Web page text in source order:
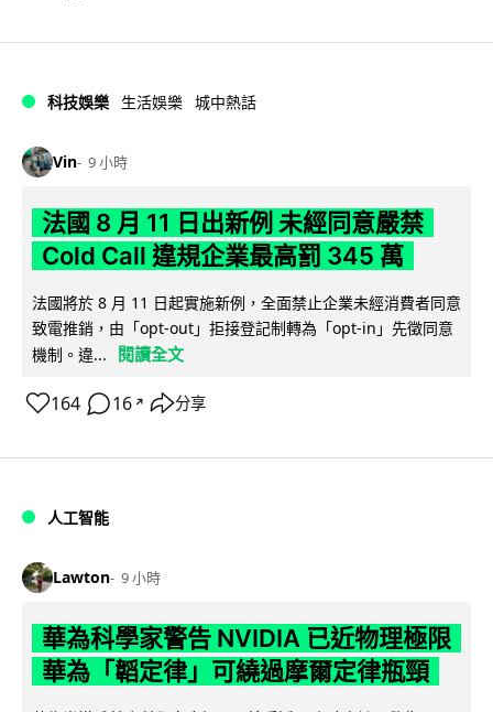
科技娛樂 生活娛樂 城中熱話
Vin 9 小時
法國 8 月 11 日出新例 未經同意嚴禁
Cold Call 違規企業最高罰 345 萬
法國將於 8 月 11 日起實施新例，全面禁止企業未經消費者同意
致電推銷，由「opt-out」拒接登記制轉為「opt-in」先徵同意
機制。違...
閱讀全文
164 16 ↗ 分享
人工智能
Lawton 9 小時
華為科學家警告 NVIDIA 已近物理極限
華為「韜定律」可繞過摩爾定律瓶頸